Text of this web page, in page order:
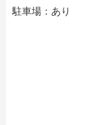
駐車場：あり